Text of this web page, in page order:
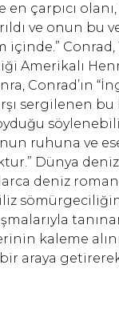
çarpıcı olanı,
ve onun bu
Conrad,
Amerikalı
Conrad’ın
sergilenen bu
ruhuna ve
Dünya
deniz
kaleme
araya